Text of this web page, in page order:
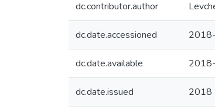
dc.contributor.author
dc.date.accessioned
dc.date.available
dc.date.issued 2018